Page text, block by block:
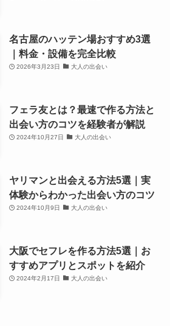
名古屋のハッテン場おすすめ3選
｜料金・設備を完全比較
2026年3月23日 大人の出会い
フェラ友とは？最速で作る方法と
出会い方のコツを経験者が解説
2024年10月27日 大人の出会い
ヤリマンと出会える方法5選｜実
体験からわかった出会い方のコツ
2024年10月9日 大人の出会い
大阪でセフレを作る方法5選｜お
すすめアプリとスポットを紹介
2024年2月17日 大人の出会い